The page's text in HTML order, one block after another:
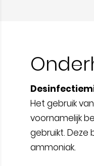
Het gebruik
voornamelijk
gebruikt. Deze
ammoniak.